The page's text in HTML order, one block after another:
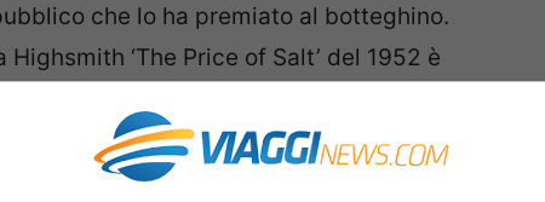
che lo ha premiato al botteghino.
‘The Price of Salt’ del 1952 è
cui è stato girato sono altri, ossia le riprese